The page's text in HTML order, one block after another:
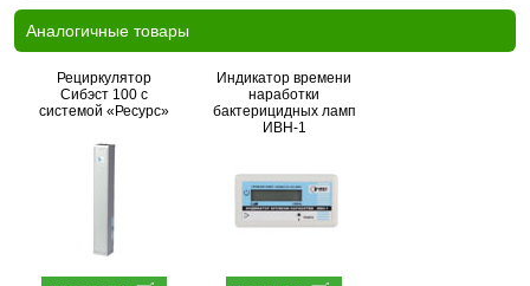
Аналогичные товары
Рециркулятор
Сибэст 100 с
системой «Ресурс»
Индикатор времени
наработки
бактерицидных ламп
ИВН-1